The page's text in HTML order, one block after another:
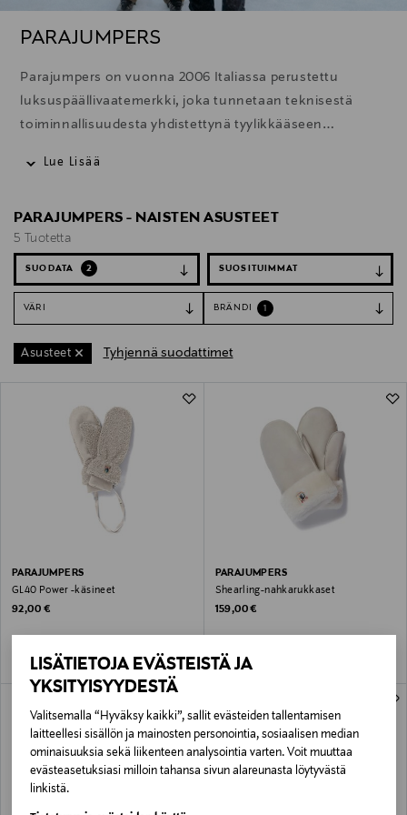
LISÄTIETOJA EVÄSTEISTÄ JA
YKSITYISYYDESTÄ
Valitsemalla “Hyväksy kaikki”, sallit evästeiden tallentamisen
laitteellesi sisällön ja mainosten personointia, sosiaalisen median
ominaisuuksia sekä liikenteen analysointia varten. Voit muuttaa
evästeasetuksiasi milloin tahansa sivun alareunasta löytyvästä
linkistä.
PARAJUMPERS
Parajumpers on vuonna 2006 Italiassa perustettu
luksuspäällivaatemerkki, joka tunnetaan teknisestä
toiminnallisuudesta yhdistettynä tyylikkääseen
Lue Lisää
PARAJUMPERS - NAISTEN ASUSTEET
5 Tuotetta
SUODATA 2
VÄRI BRÄNDI 1
Asusteet Tyhjennä suodattimet
PARAJUMPERS
GL40 Power -käsineet
Original Price
92,00 €
PARAJUMPERS
Shearling-nahkarukkaset
Original Price
159,00 €